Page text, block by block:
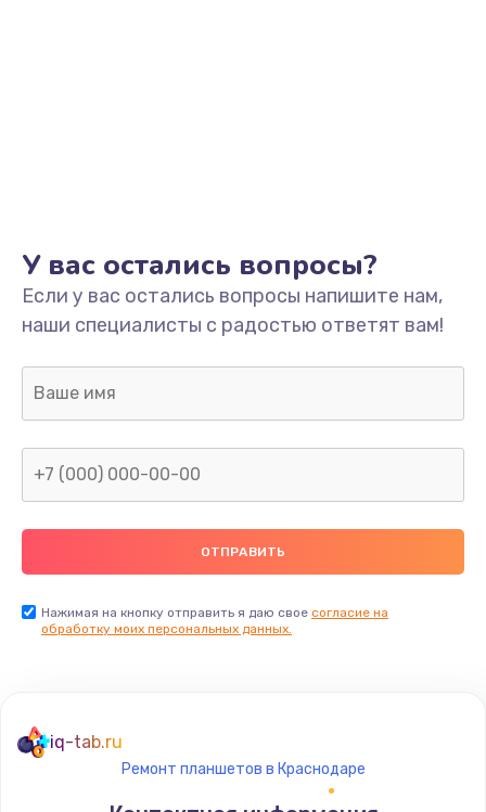
от 1500 руб.
Заказать
Замена микросхемы
Замена звуковой карты
Заказать
от 2500 руб.
У вас остались вопросы?
Если у вас остались вопросы напишите нам,
наши специалисты с радостью ответят вам!
Нажимая на кнопку отправить я даю свое согласие на
обработку моих персональных данных.
iq-tab.ru
Ремонт планшетов в Краснодаре